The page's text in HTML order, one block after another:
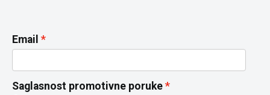
Email
Saglasnost promotivne poruke